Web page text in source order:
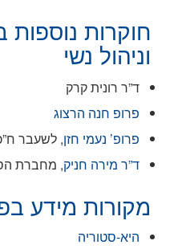
חוקרות נוספות
וניהול נשי
ד”ר רונית קרק
פרופ חנה הרצוג
פרופ’ נעמי חזן, לשעבר
ד”ר מירה חניק, מחברת
מקורות מידע
היא-סטוריה